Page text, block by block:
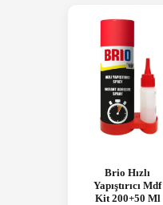
Brio Hızlı
Yapıştırıcı Mdf
Kit 200+50 Ml